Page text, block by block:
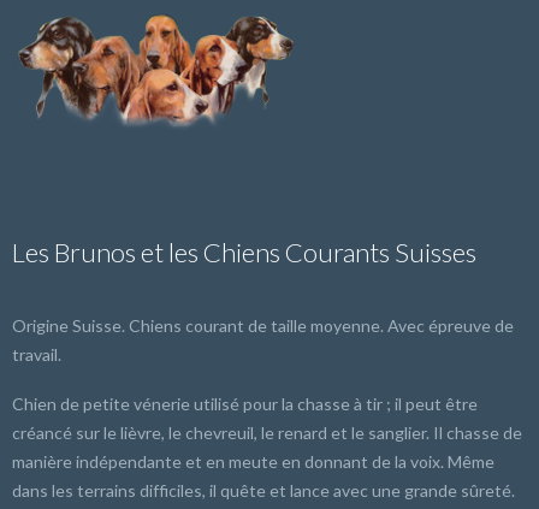
Les Brunos et les Chiens Courants Suisses
Origine Suisse. Chiens courant de taille moyenne. Avec épreuve de
travail.
Chien de petite vénerie utilisé pour la chasse à tir ; il peut être
créancé sur le lièvre, le chevreuil, le renard et le sanglier. Il chasse de
manière indépendante et en meute en donnant de la voix. Même
dans les terrains difficiles, il quête et lance avec une grande sûreté.